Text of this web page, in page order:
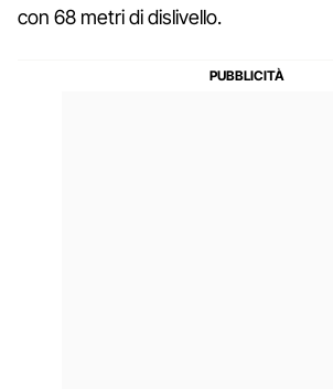
con 68 metri di dislivello.